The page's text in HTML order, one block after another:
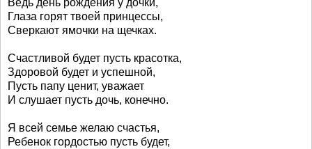
Ведь день рождения у дочки,
Глаза горят твоей принцессы,
Сверкают ямочки на щечках.
Счастливой будет пусть красотка,
Здоровой будет и успешной,
Пусть папу ценит, уважает
И слушает пусть дочь, конечно.
Я всей семье желаю счастья,
Ребенок гордостью пусть будет,